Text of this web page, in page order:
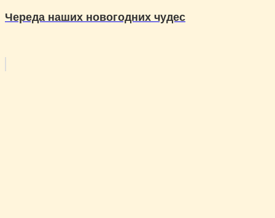
Череда наших новогодних чудес